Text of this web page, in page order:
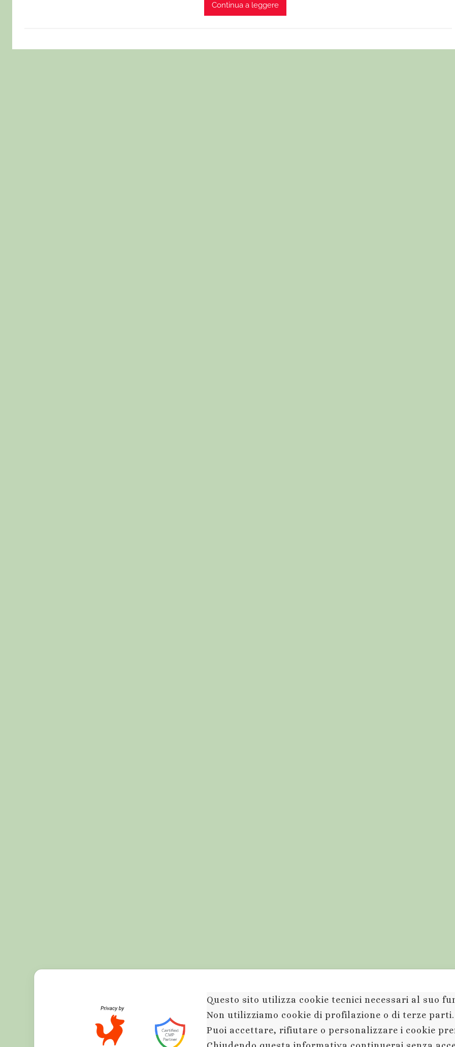
Continua a leggere
Questo sito utilizza cookie tecnici necessari al suo
Non utilizziamo cookie di profilazione o di terze parti.
Puoi accettare, rifiutare o personalizzare i cookie